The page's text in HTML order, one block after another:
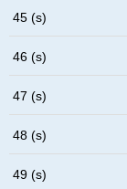
45 (s)
46 (s)
47 (s)
48 (s)
49 (s)